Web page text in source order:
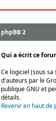
phpBB 2
Qui a écrit ce
Ce logiciel (sous
d'auteurs par le
publique GNU et
détails.
Revenir en haut de